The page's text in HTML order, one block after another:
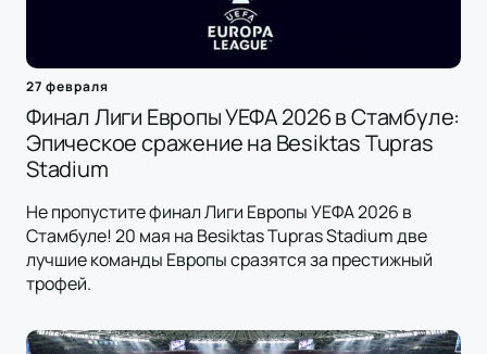
27 февраля
Финал Лиги Европы УЕФА 2026 в Стамбуле:
Эпическое сражение на Besiktas Tupras
Stadium
Не пропустите финал Лиги Европы УЕФА 2026 в
Стамбуле! 20 мая на Besiktas Tupras Stadium две
лучшие команды Европы сразятся за престижный
трофей.